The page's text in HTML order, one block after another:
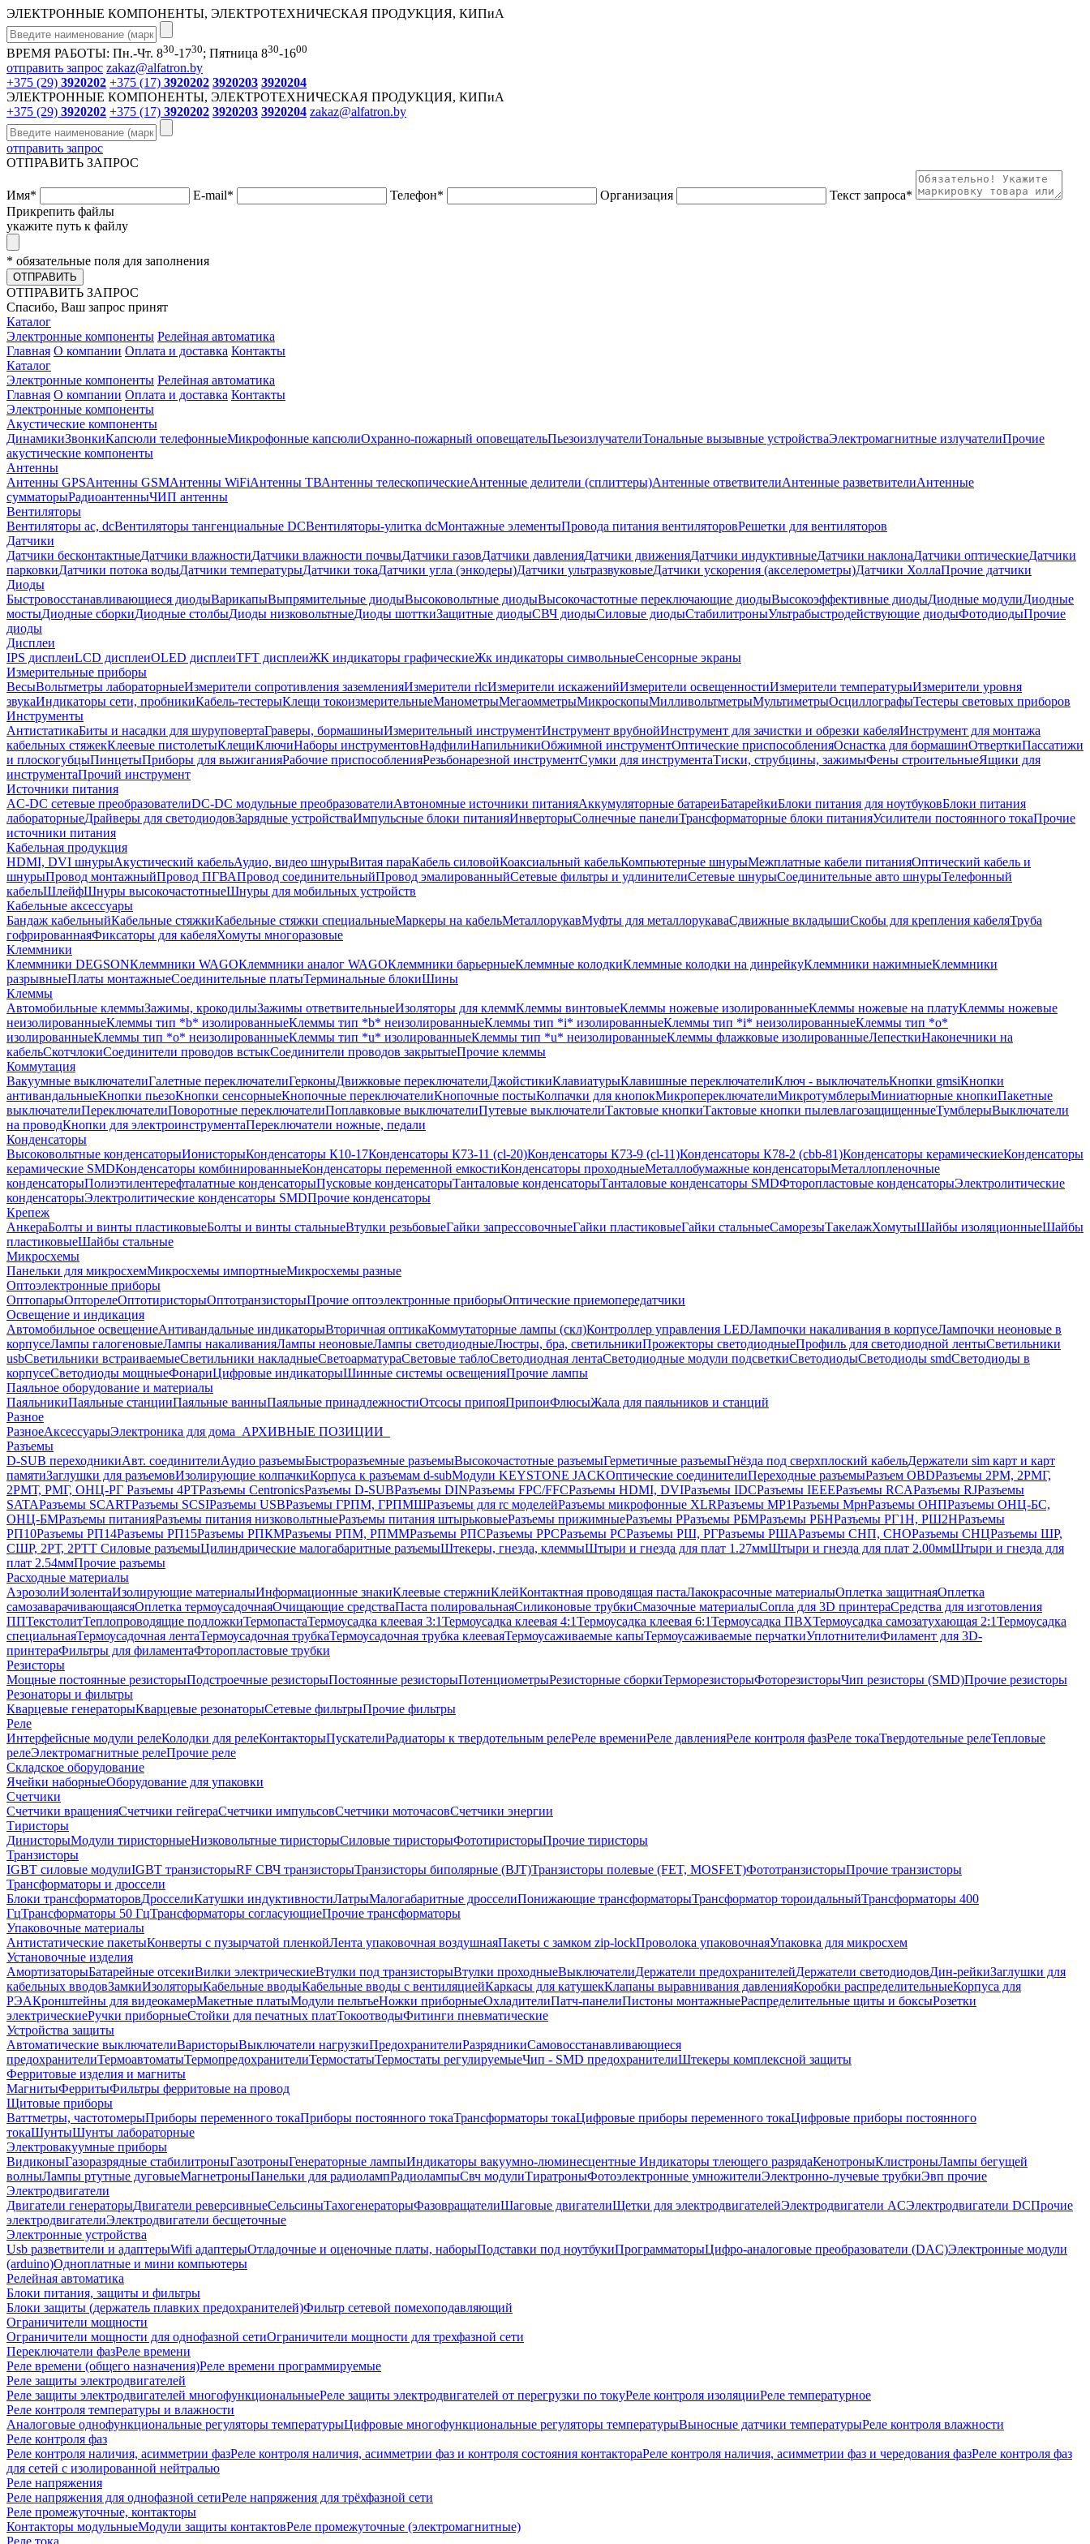
ЭЛЕКТРОННЫЕ КОМПОНЕНТЫ, ЭЛЕКТРОТЕХНИЧЕСКАЯ ПРОДУКЦИЯ, КИПиА
ВРЕМЯ РАБОТЫ: Пн.-Чт. 830-1730; Пятница 830-1600
отправить запрос zakaz@alfatron.by
+375 (29) 3920202 +375 (17) 3920202 3920203 3920204
ЭЛЕКТРОННЫЕ КОМПОНЕНТЫ, ЭЛЕКТРОТЕХНИЧЕСКАЯ ПРОДУКЦИЯ, КИПиА
+375 (29) 3920202 +375 (17) 3920202 3920203 3920204 zakaz@alfatron.by
отправить запрос
ОТПРАВИТЬ ЗАПРОС
Имя* E-mail* Телефон* Организация Текст запроса*
Прикрепить файлы
укажите путь к файлу
* обязательные поля для заполнения
ОТПРАВИТЬ
ОТПРАВИТЬ ЗАПРОС
Спасибо, Ваш запрос принят
Каталог
Электронные компоненты Релейная автоматика
Главная О компании Оплата и доставка Контакты
Каталог
Электронные компоненты Релейная автоматика
Главная О компании Оплата и доставка Контакты
Электронные компоненты
Акустические компоненты
ДинамикиЗвонкиКапсюли телефонныеМикрофонные капсюлиОхранно-пожарный оповещательПьезоизлучателиТональные вызывные устройстваЭлектромагнитные излучателиПрочие
акустические компоненты
Антенны
Антенны GPSАнтенны GSMАнтенны WiFiАнтенны ТВАнтенны телескопическиеАнтенные делители (сплиттеры)Антенные ответвителиАнтенные разветвителиАнтенные
сумматорыРадиоантенныЧИП антенны
Вентиляторы
Вентиляторы ac, dcВентиляторы тангенциальные DCВентиляторы-улитка dcМонтажные элементыПровода питания вентиляторовРешетки для вентиляторов
Датчики
Датчики бесконтактныеДатчики влажностиДатчики влажности почвыДатчики газовДатчики давленияДатчики движенияДатчики индуктивныеДатчики наклонаДатчики оптическиеДатчики
парковкиДатчики потока водыДатчики температурыДатчики токаДатчики угла (энкодеры)Датчики ультразвуковыеДатчики ускорения (акселерометры)Датчики ХоллаПрочие датчики
Диоды
Быстровосстанавливающиеся диодыВарикапыВыпрямительные диодыВысоковольтные диодыВысокочастотные переключающие диодыВысокоэффективные диодыДиодные модулиДиодные
мостыДиодные сборкиДиодные столбыДиоды низковольтныеДиоды шотткиЗащитные диодыСВЧ диодыСиловые диодыСтабилитроныУльтрабыстродействующие диодыФотодиодыПрочие
диоды
Дисплеи
IPS дисплеиLCD дисплеиOLED дисплеиTFT дисплеиЖК индикаторы графическиеЖк индикаторы символьныеСенсорные экраны
Измерительные приборы
ВесыВольтметры лабораторныеИзмерители сопротивления заземленияИзмерители rlcИзмерители искаженийИзмерители освещенностиИзмерители температурыИзмерители уровня
звукаИндикаторы сети, пробникиКабель-тестерыКлещи токоизмерительныеМанометрыМегаомметрыМикроскопыМилливольтметрыМультиметрыОсциллографыТестеры световых приборов
Инструменты
АнтистатикаБиты и насадки для шуруповертаГраверы, бормашиныИзмерительный инструментИнструмент врубнойИнструмент для зачистки и обрезки кабеляИнструмент для монтажа
кабельных стяжекКлеевые пистолетыКлещиКлючиНаборы инструментовНадфилиНапильникиОбжимной инструментОптические приспособленияОснастка для бормашинОтверткиПассатижи
и плоскогубцыПинцетыПриборы для выжиганияРабочие приспособленияРезьбонарезной инструментСумки для инструментаТиски, струбцины, зажимыФены строительныеЯщики для
инструментаПрочий инструмент
Источники питания
AC-DC сетевые преобразователиDC-DC модульные преобразователиАвтономные источники питанияАккумуляторные батареиБатарейкиБлоки питания для ноутбуковБлоки питания
лабораторныеДрайверы для светодиодовЗарядные устройстваИмпульсные блоки питанияИнверторыСолнечные панелиТрансформаторные блоки питанияУсилители постоянного токаПрочие
источники питания
Кабельная продукция
HDMI, DVI шнурыАкустический кабельАудио, видео шнурыВитая параКабель силовойКоаксиальный кабельКомпьютерные шнурыМежплатные кабели питанияОптический кабель и
шнурыПровод монтажныйПровод ПГВАПровод соединительныйПровод эмалированныйСетевые фильтры и удлинителиСетевые шнурыСоединительные авто шнурыТелефонный
кабельШлейфШнуры высокочастотныеШнуры для мобильных устройств
Кабельные аксессуары
Бандаж кабельныйКабельные стяжкиКабельные стяжки специальныеМаркеры на кабельМеталлорукавМуфты для металлорукаваСдвижные вкладышиСкобы для крепления кабеляТруба
гофрированнаяФиксаторы для кабеляХомуты многоразовые
Клеммники
Клеммники DEGSONКлеммники WAGOКлеммники аналог WAGOКлеммники барьерныеКлеммные колодкиКлеммные колодки на динрейкуКлеммники нажимныеКлеммники
разрывныеПлаты монтажныеСоединительные платыТерминальные блокиШины
Клеммы
Автомобильные клеммыЗажимы, крокодилыЗажимы ответвительныеИзоляторы для клеммКлеммы винтовыеКлеммы ножевые изолированныеКлеммы ножевые на платуКлеммы ножевые
неизолированныеКлеммы тип *b* изолированныеКлеммы тип *b* неизолированныеКлеммы тип *i* изолированныеКлеммы тип *i* неизолированныеКлеммы тип *o*
изолированныеКлеммы тип *o* неизолированныеКлеммы тип *u* изолированныеКлеммы тип *u* неизолированныеКлеммы флажковые изолированныеЛепесткиНаконечники на
кабельСкотчлокиСоединители проводов встыкСоединители проводов закрытыеПрочие клеммы
Коммутация
Вакуумные выключателиГалетные переключателиГерконыДвижковые переключателиДжойстикиКлавиатурыКлавишные переключателиКлюч - выключательКнопки gmsiКнопки
антивандальныеКнопки пьезоКнопки сенсорныеКнопочные переключателиКнопочные постыКолпачки для кнопокМикропереключателиМикротумблерыМиниатюрные кнопкиПакетные
выключателиПереключателиПоворотные переключателиПоплавковые выключателиПутевые выключателиТактовые кнопкиТактовые кнопки пылевлагозащищенныеТумблерыВыключатели
на проводКнопки для электроинструментаПереключатели ножные, педали
Конденсаторы
Высоковольтные конденсаторыИонисторыКонденсаторы К10-17Конденсаторы К73-11 (cl-20)Конденсаторы К73-9 (cl-11)Конденсаторы К78-2 (cbb-81)Конденсаторы керамическиеКонденсаторы
керамические SMDКонденсаторы комбинированныеКонденсаторы переменной емкостиКонденсаторы проходныеМеталлобумажные конденсаторыМеталлопленочные
конденсаторыПолиэтилентерефталатные конденсаторыПусковые конденсаторыТанталовые конденсаторыТанталовые конденсаторы SMDФторопластовые конденсаторыЭлектролитические
конденсаторыЭлектролитические конденсаторы SMDПрочие конденсаторы
Крепеж
АнкераБолты и винты пластиковыеБолты и винты стальныеВтулки резьбовыеГайки запрессовочныеГайки пластиковыеГайки стальныеСаморезыТакелажХомутыШайбы изоляционныеШайбы
пластиковыеШайбы стальные
Микросхемы
Панельки для микросхемМикросхемы импортныеМикросхемы разные
Оптоэлектронные приборы
ОптопарыОпторелеОптотиристорыОптотранзисторыПрочие оптоэлектронные приборыОптические приемопередатчики
Освещение и индикация
Автомобильное освещениеАнтивандальные индикаторыВторичная оптикаКоммутаторные лампы (скл)Контроллер управления LEDЛампочки накаливания в корпусеЛампочки неоновые в
корпусеЛампы галогеновыеЛампы накаливанияЛампы неоновыеЛампы светодиодныеЛюстры, бра, светильникиПрожекторы светодиодныеПрофиль для светодиодной лентыСветильники
usbСветильники встраиваемыеСветильники накладныеСветоарматураСветовые таблоСветодиодная лентаСветодиодные модули подсветкиСветодиодыСветодиоды smdСветодиоды в
корпусеСветодиоды мощныеФонариЦифровые индикаторыШинные системы освещенияПрочие лампы
Паяльное оборудование и материалы
ПаяльникиПаяльные станцииПаяльные ванныПаяльные принадлежностиОтсосы припояПрипоиФлюсыЖала для паяльников и станций
Разное
РазноеАксессуарыЭлектроника для дома _АРХИВНЫЕ ПОЗИЦИИ_
Разъемы
D-SUB переходникиАвт. соединителиАудио разъемыБыстроразъемные разъемыВысокочастотные разъемыГерметичные разъемыГнёзда под сверхплоский кабельДержатели sim карт и карт
памятиЗаглушки для разъемовИзолирующие колпачкиКорпуса к разъемам d-subМодули KEYSTONE JACKОптические соединителиПереходные разъемыРазъем OBDРазъемы 2РМ, 2РМГ,
2РМТ, РМГ, ОНЦ-РГ Разъемы 4РТРазъемы CentronicsРазъемы D-SUBРазъемы DINРазъемы FPC/FFCРазъемы HDMI, DVIРазъемы IDCРазъемы IEEEРазъемы RCAРазъемы RJРазъемы
SATAРазъемы SCARTРазъемы SCSIРазъемы USBРазъемы ГРПM, ГРПМШРазъемы для rc моделейРазъемы микрофонные XLRРазъемы МР1Разъемы МрнРазъемы ОНПРазъемы ОНЦ-БС,
ОНЦ-БМРазъемы питанияРазъемы питания низковольтныеРазъемы питания штырьковыеРазъемы прижимныеРазъемы РРазъемы РБМРазъемы РБНРазъемы РГ1Н, РШ2НРазъемы
РП10Разъемы РП14Разъемы РП15Разъемы РПКМРазъемы РПМ, РПММРазъемы РПСРазъемы РРСРазъемы РСРазъемы РШ, РГРазъемы РШАРазъемы СНП, СНОРазъемы СНЦРазъемы ШР,
СШР, 2РТ, 2РТТ Силовые разъемыЦилиндрические малогабаритные разъемыШтекеры, гнезда, клеммыШтыри и гнезда для плат 1.27ммШтыри и гнезда для плат 2.00ммШтыри и гнезда для
плат 2.54ммПрочие разъемы
Расходные материалы
АэрозолиИзолентаИзолирующие материалыИнформационные знакиКлеевые стержниКлейКонтактная проводящая пастаЛакокрасочные материалыОплетка защитнаяОплетка
самозаварачивающаясяОплетка термоусадочнаяОчищающие средстваПаста полировальнаяСиликоновые трубкиСмазочные материалыСопла для 3D принтераСредства для изготовления
ППТекстолитТеплопроводящие подложкиТермопастаТермоусадка клеевая 3:1Термоусадка клеевая 4:1Термоусадка клеевая 6:1Термоусадка ПВХТермоусадка самозатухающая 2:1Термоусадка
специальнаяТермоусадочная лентаТермоусадочная трубкаТермоусадочная трубка клееваяТермоусаживаемые капыТермоусаживаемые перчаткиУплотнителиФиламент для 3D-
принтераФильтры для филаментаФторопластовые трубки
Резисторы
Мощные постоянные резисторыПодстроечные резисторыПостоянные резисторыПотенциометрыРезисторные сборкиТерморезисторыФоторезисторыЧип резисторы (SMD)Прочие резисторы
Резонаторы и фильтры
Кварцевые генераторыКварцевые резонаторыСетевые фильтрыПрочие фильтры
Реле
Интерфейсные модули релеКолодки для релеКонтакторыПускателиРадиаторы к твердотельным релеРеле времениРеле давленияРеле контроля фазРеле токаТвердотельные релеТепловые
релеЭлектромагнитные релеПрочие реле
Складское оборудование
Ячейки наборныеОборудование для упаковки
Счетчики
Счетчики вращенияСчетчики гейгераСчетчики импульсовСчетчики моточасовСчетчики энергии
Тиристоры
ДинисторыМодули тиристорныеНизковольтные тиристорыСиловые тиристорыФототиристорыПрочие тиристоры
Транзисторы
IGBT силовые модулиIGBT транзисторыRF СВЧ транзисторыТранзисторы биполярные (BJT)Транзисторы полевые (FET, MOSFET)ФототранзисторыПрочие транзисторы
Трансформаторы и дроссели
Блоки трансформаторовДросселиКатушки индуктивностиЛатрыМалогабаритные дросселиПонижающие трансформаторыТрансформатор тороидальныйТрансформаторы 400
ГцТрансформаторы 50 ГцТрансформаторы согласующиеПрочие трансформаторы
Упаковочные материалы
Антистатические пакетыКонверты с пузырчатой пленкойЛента упаковочная воздушнаяПакеты с замком zip-lockПроволока упаковочнаяУпаковка для микросхем
Установочные изделия
АмортизаторыБатарейные отсекиВилки электрическиеВтулки под транзисторыВтулки проходныеВыключателиДержатели предохранителейДержатели светодиодовДин-рейкиЗаглушки для
кабельных вводовЗамкиИзоляторыКабельные вводыКабельные вводы с вентиляциейКаркасы для катушекКлапаны выравнивания давленияКоробки распределительныеКорпуса для
РЭАКронштейны для видеокамерМакетные платыМодули пельтьеНожки приборныеОхладителиПатч-панелиПистоны монтажныеРаспределительные щиты и боксыРозетки
электрическиеРучки приборныеСтойки для печатных платТокоотводыФитинги пневматические
Устройства защиты
Автоматические выключателиВаристорыВыключатели нагрузкиПредохранителиРазрядникиСамовосстанавливающиеся
предохранителиТермоавтоматыТермопредохранителиТермостатыТермостаты регулируемыеЧип - SMD предохранителиШтекеры комплексной защиты
Ферритовые изделия и магниты
МагнитыФерритыФильтры ферритовые на провод
Щитовые приборы
Ваттметры, частотомерыПриборы переменного токаПриборы постоянного токаТрансформаторы токаЦифровые приборы переменного токаЦифровые приборы постоянного
токаШунтыШунты лабораторные
Электровакуумные приборы
ВидиконыГазоразрядные стабилитроныГазотроныГенераторные лампыИндикаторы вакуумно-люминесцентные Индикаторы тлеющего разрядаКенотроныКлистроныЛампы бегущей
волныЛампы ртутные дуговыеМагнетроныПанельки для радиолампРадиолампыСвч модулиТиратроныФотоэлектронные умножителиЭлектронно-лучевые трубкиЭвп прочие
Электродвигатели
Двигатели генераторыДвигатели реверсивныеСельсиныТахогенераторыФазовращателиШаговые двигателиЩетки для электродвигателейЭлектродвигатели ACЭлектродвигатели DCПрочие
электродвигателиЭлектродвигатели бесщеточные
Электронные устройства
Usb разветвители и адаптерыWifi адаптерыОтладочные и оценочные платы, наборыПодставки под ноутбукиПрограмматорыЦифро-аналоговые преобразователи (DAC)Электронные модули
(arduino)Одноплатные и мини компьютеры
Релейная автоматика
Блоки питания, защиты и фильтры
Блоки защиты (держатель плавких предохранителей)Фильтр сетевой помехоподавляющий
Ограничители мощности
Ограничители мощности для однофазной сетиОграничители мощности для трехфазной сети
Переключатели фазРеле времени
Реле времени (общего назначения)Реле времени программируемые
Реле защиты электродвигателей
Реле защиты электродвигателей многофункциональныеРеле защиты электродвигателей от перегрузки по токуРеле контроля изоляцииРеле температурное
Реле контроля температуры и влажности
Аналоговые однофункциональные регуляторы температурыЦифровые многофункциональные регуляторы температурыВыносные датчики температурыРеле контроля влажности
Реле контроля фаз
Реле контроля наличия, асимметрии фазРеле контроля наличия, асимметрии фаз и контроля состояния контактораРеле контроля наличия, асимметрии фаз и чередования фазРеле контроля фаз
для сетей с изолированной нейтралью
Реле напряжения
Реле напряжения для однофазной сетиРеле напряжения для трёхфазной сети
Реле промежуточные, контакторы
Контакторы модульныеМодули защиты контактовРеле промежуточные (электромагнитные)